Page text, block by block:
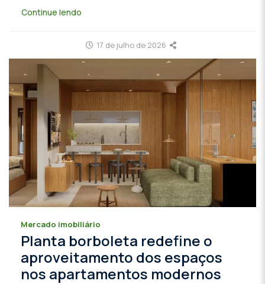
Continue lendo
17 de julho de 2026
Mercado imobiliário
Planta borboleta redefine o
aproveitamento dos espaços
nos apartamentos modernos